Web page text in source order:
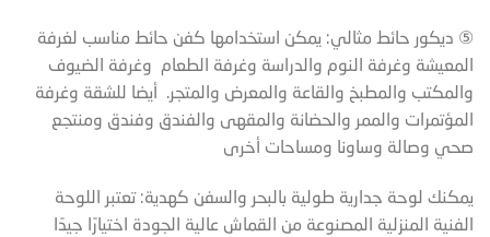
⑤ ديكور حائط مثالي: يمكن استخدامها كفن حائط مناسب لغرفة
المعيشة وغرفة النوم والدراسة وغرفة الطعام وغرفة الضيوف
والمكتب والمطبخ والقاعة والمعرض والمتجر. أيضا للشقة وغرفة
المؤتمرات والممر والحضانة والمقهى والفندق وفندق ومنتجع
صحي وصالة وساونا ومساحات أخرى
يمكنك لوحة جدارية طولية بالبحر والسفن كهدية: تعتبر اللوحة
الفنية المنزلية المصنوعة من القماش عالية الجودة اختيارًا جيدًا